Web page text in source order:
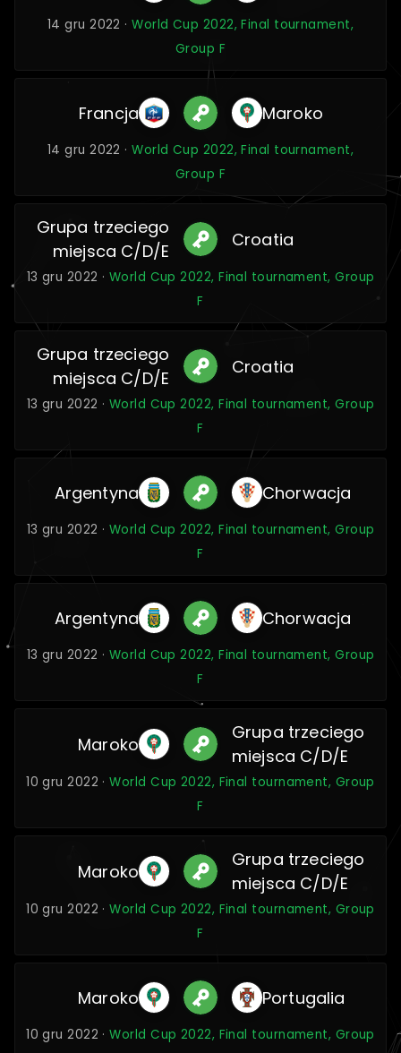
14 gru 2022 ·World Cup 2022, Final tournament,
Group F
Francja Maroko
14 gru 2022 ·World Cup 2022, Final tournament,
Group F
Grupa trzeciego
miejsca C/D/E
Croatia
13 gru 2022 · World Cup 2022, Final tournament, Group
F
Grupa trzeciego
miejsca C/D/E
Croatia
13 gru 2022 · World Cup 2022, Final tournament, Group
F
Argentyna Chorwacja
13 gru 2022 · World Cup 2022, Final tournament, Group
F
Argentyna Chorwacja
13 gru 2022 · World Cup 2022, Final tournament, Group
F
Maroko
Grupa trzeciego
miejsca C/D/E
10 gru 2022 ·World Cup 2022, Final tournament, Group
F
Maroko
Grupa trzeciego
miejsca C/D/E
10 gru 2022 ·World Cup 2022, Final tournament, Group
F
Maroko Portugalia
10 gru 2022 ·World Cup 2022, Final tournament, Group